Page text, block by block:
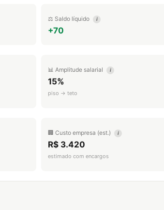
⚖️ Saldo líquido i
+70
📊 Amplitude salarial i
15%
piso → teto
🏢 Custo empresa (est.) i
R$ 3.420
estimado com encargos